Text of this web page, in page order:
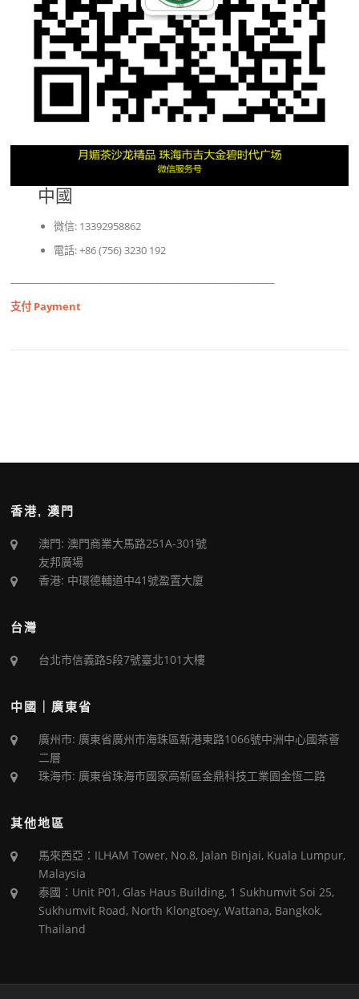
中國
微信: 13392958862
電話: +86 (756) 3230 192
支付 Payment
香港, 澳門
澳門: 澳門商業大馬路251A-301號
友邦廣場
香港: 中環德輔道中41號盈置大廈
台灣
台北市信義路5段7號臺北101大樓
中國｜廣東省
廣州市: 廣東省廣州市海珠區新港東路1066號中洲中心國茶薈
二層
珠海市: 廣東省珠海市國家高新區金鼎科技工業園金恆二路
其他地區
馬來西亞：ILHAM Tower, No.8, Jalan Binjai, Kuala Lumpur,
Malaysia
泰國：Unit P01, Glas Haus Building, 1 Sukhumvit Soi 25,
Sukhumvit Road, North Klongtoey, Wattana, Bangkok,
Thailand